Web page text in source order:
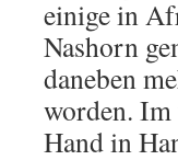
einige in
Nashorn
daneben
worden.
Hand in